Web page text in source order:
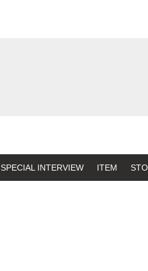
SPECIAL INTERVIEW ITEM